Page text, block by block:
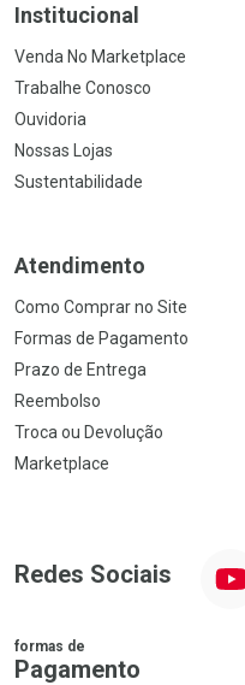
Institucional
Venda No Marketplace
Trabalhe Conosco
Ouvidoria
Nossas Lojas
Sustentabilidade
Atendimento
Como Comprar no Site
Formas de Pagamento
Prazo de Entrega
Reembolso
Troca ou Devolução
Marketplace
Redes Sociais
formas de
Pagamento